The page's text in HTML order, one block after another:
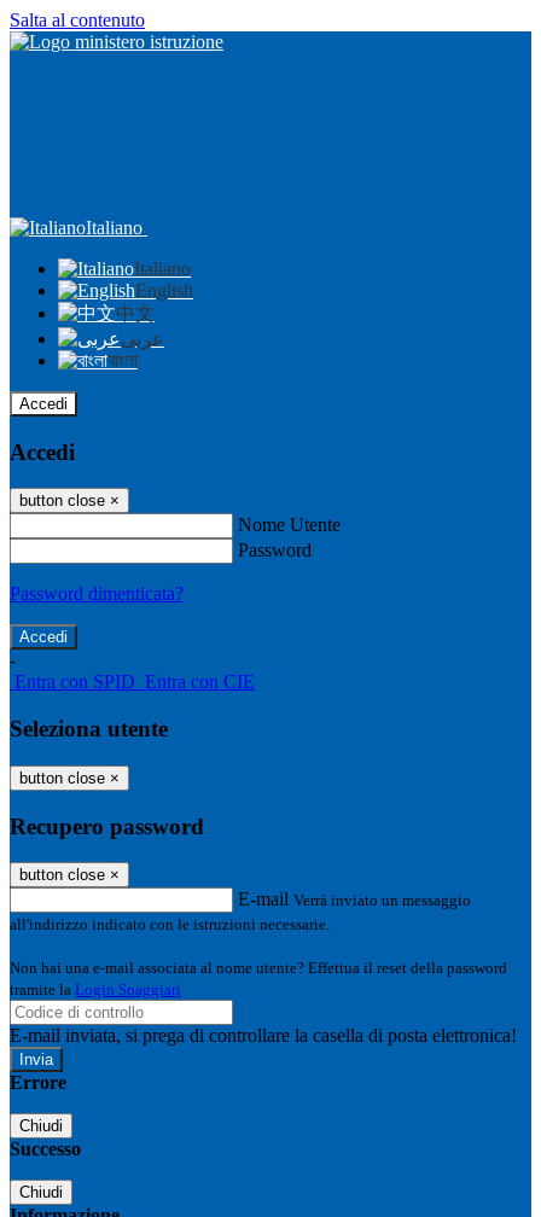
Salta al contenuto
Italiano
Italiano
English
中文
عربى
বাংলা
Accedi
Accedi
button close ×
Nome Utente
Password
Password dimenticata?
-
Entra con SPID Entra con CIE
Seleziona utente
button close ×
Recupero password
button close ×
E-mail Verrà inviato un messaggio
all'indirizzo indicato con le istruzioni necessarie.
Non hai una e-mail associata al nome utente? Effettua il reset della password
tramite la Login Spaggiari
E-mail inviata, si prega di controllare la casella di posta elettronica!
Errore
Chiudi
Successo
Chiudi